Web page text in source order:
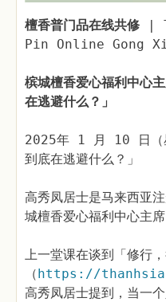
檀香普门品在线共修 |
Pin Online Gong
槟城檀香爱心福利中心
在逃避什么？」
2025年 1 月 10 日（
到底在逃避什么？」
高秀凤居士是马来西亚
城檀香爱心福利中心主
上一堂课在谈到「修行
（https://
高秀凤居士提到，当一